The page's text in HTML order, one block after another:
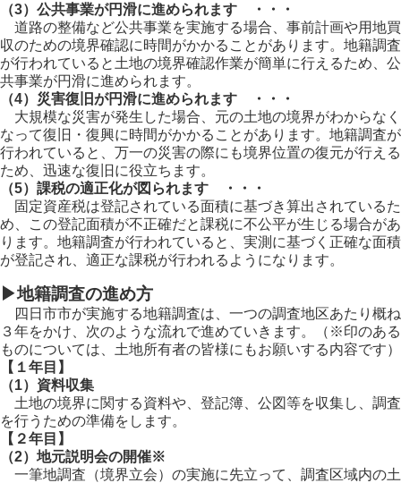
（3）公共事業が円滑に進められます ・・・
道路の整備など公共事業を実施する場合、事前計画や用地買
収のための境界確認に時間がかかることがあります。地籍調査
が行われていると土地の境界確認作業が簡単に行えるため、公
共事業が円滑に進められます。
（4）災害復旧が円滑に進められます ・・・
大規模な災害が発生した場合、元の土地の境界がわからなく
なって復旧・復興に時間がかかることがあります。地籍調査が
行われていると、万一の災害の際にも境界位置の復元が行える
ため、迅速な復旧に役立ちます。
（5）課税の適正化が図られます ・・・
固定資産税は登記されている面積に基づき算出されているた
め、この登記面積が不正確だと課税に不公平が生じる場合があ
ります。地籍調査が行われていると、実測に基づく正確な面積
が登記され、適正な課税が行われるようになります。
▶地籍調査の進め方
四日市市が実施する地籍調査は、一つの調査地区あたり概ね
３年をかけ、次のような流れで進めていきます。（※印のある
ものについては、土地所有者の皆様にもお願いする内容です）
【１年目】
（1）資料収集
土地の境界に関する資料や、登記簿、公図等を収集し、調査
を行うための準備をします。
【２年目】
（2）地元説明会の開催※
一筆地調査（境界立会）の実施に先立って、調査区域内の土